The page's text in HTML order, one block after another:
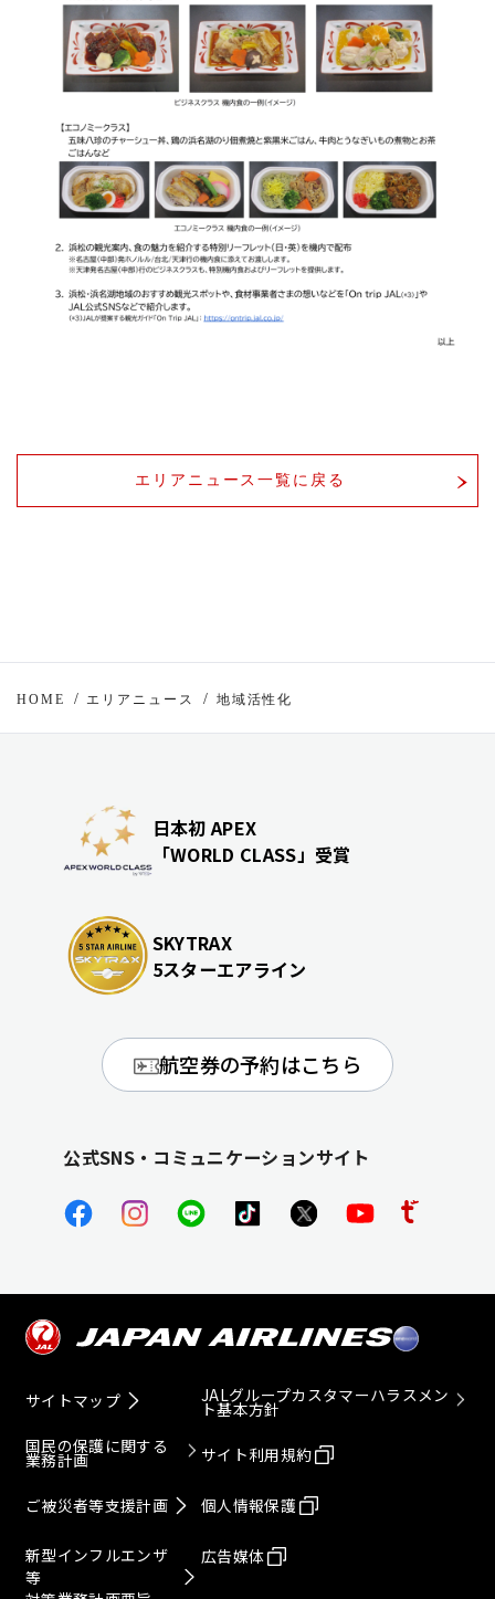
エリアニュース一覧に戻る
HOME エリアニュース 地域活性化
日本初 APEX
「WORLD CLASS」受賞
SKYTRAX
5スターエアライン
航空券の予約はこちら
公式SNS・コミュニケーションサイト
サイトマップ
国民の保護に関する
業務計画
ご被災者等支援計画
新型インフルエンザ
等
JALグループカスタマーハラスメン
ト基本方針
サイト利用規約
個人情報保護
広告媒体